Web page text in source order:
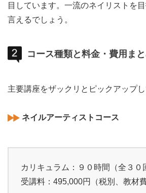
目しています。一流のネイリストを
言えるでしょう。
コース種類と料金・費用ま
主要講座をザックリとピックアップし
ネイルアーティストコース
カリキュラム：９０時間（全３０
受講料：495,000円（税別、教材費